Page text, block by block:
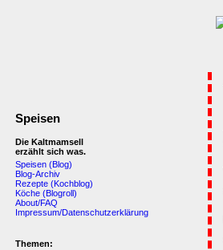
Speisen
Die Kaltmamsell
erzählt sich was.
Speisen (Blog)
Blog-Archiv
Rezepte (Kochblog)
Köche (Blogroll)
About/FAQ
Impressum/Datenschutzerklärung
Themen: